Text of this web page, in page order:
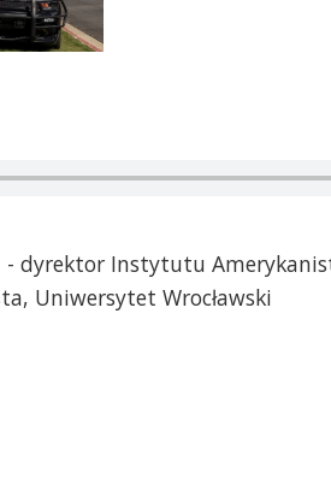
- dyrektor Instytutu
Uniwersytet Wrocławski